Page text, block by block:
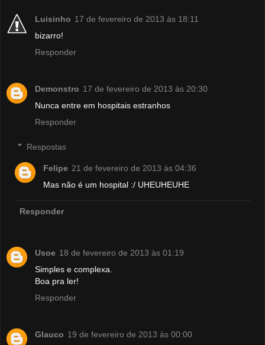
Luisinho 17 de fevereiro de 2013 às 18:11
bizarro!
Responder
Demonstro 17 de fevereiro de 2013 às 20:30
Nunca entre em hospitais estranhos
Responder
Respostas
Felipe 21 de fevereiro de 2013 às 04:36
Mas não é um hospital :/ UHEUHEUHE
Responder
Usoe 18 de fevereiro de 2013 às 01:19
Simples e complexa.
Boa pra ler!
Responder
Glauco 19 de fevereiro de 2013 às 00:00